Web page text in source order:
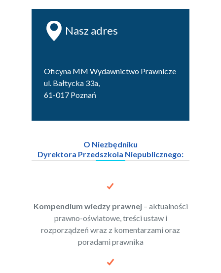
Oficyna MM Wydawnictwo Prawnicze
ul. Bałtycka 33a,
61-017 Poznań
Nasz adres
O Niezbędniku
Dyrektora Przedszkola Niepublicznego:
Kompendium wiedzy prawnej– aktualności
prawno-oświatowe, treści ustaw i
rozporządzeń wraz z komentarzami oraz
poradami prawnika